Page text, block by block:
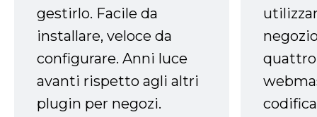
gestirlo. Facile da
installare, veloce da
configurare. Anni luce
avanti rispetto agli altri
plugin per negozi.